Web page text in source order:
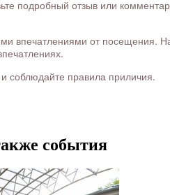
подробный отзыв или
впечатлениями от посещения.
и соблюдайте правила приличия.
события